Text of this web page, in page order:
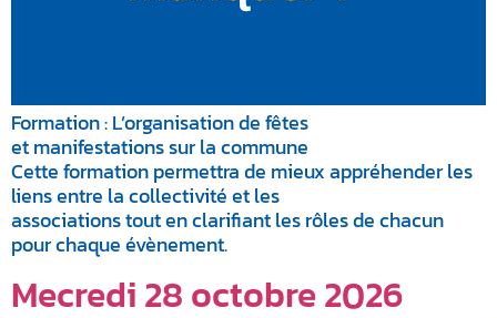
Formation : L’organisation de fêtes
et manifestations sur la commune
Cette formation permettra de mieux appréhender les
liens entre la collectivité et les
associations tout en clarifiant les rôles de chacun
pour chaque évènement.
Mecredi 28 octobre 2026